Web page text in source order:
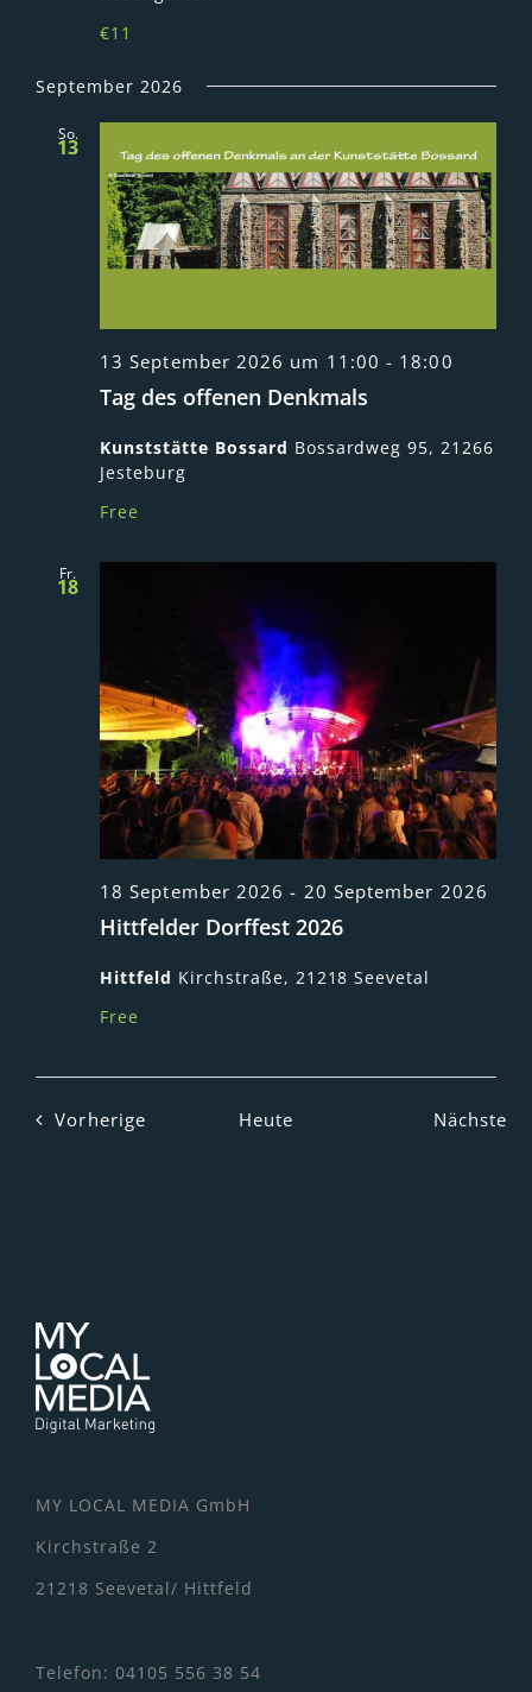
€11
September 2026
So.
13
13 September 2026 um 11:00 - 18:00
Tag des offenen Denkmals
Kunststätte Bossard Bossardweg 95, 21266
Jesteburg
Free
Fr.
18
18 September 2026 - 20 September 2026
Hittfelder Dorffest 2026
Hittfeld Kirchstraße, 21218 Seevetal
Free
Vorherige Veranstaltungen
Heute Nächste
MY LOCAL MEDIA GmbH
Kirchstraße 2
21218 Seevetal/ Hittfeld
Telefon: 04105 556 38 54